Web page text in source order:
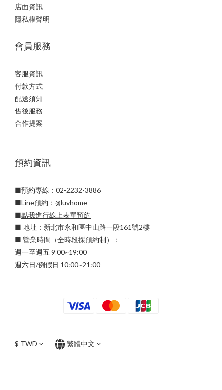
店面資訊
隱私權聲明
會員服務
客服資訊
付款方式
配送須知
售後服務
合作提案
預約資訊
■預約專線：02-2232-3886
■Line預約： @luvhome
■點我進行線上表單預約
■ 地址：新北市永和區中山路一段161號2樓
■ 營業時間（全時段採預約制）：
週一至週五 9:00~19:00
週六日/例假日 10:00~21:00
$ TWD 繁體中文